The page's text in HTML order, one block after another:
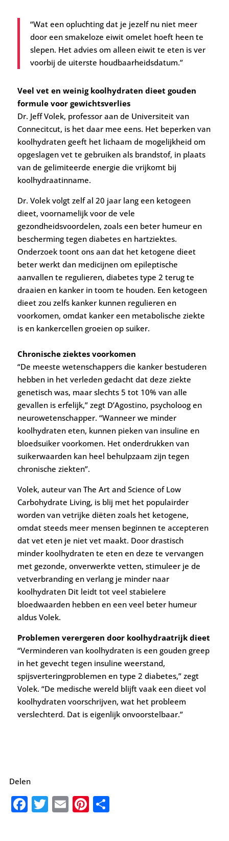
“Wat een opluchting dat je jezelf nu niet meer
door een smakeloze eiwit omelet hoeft heen te
slepen. Het advies om alleen eiwit te eten is ver
voorbij de uiterste houdbaarheidsdatum.”
Veel vet en weinig koolhydraten dieet gouden
formule voor gewichtsverlies
Dr. Jeff Volek, professor aan de Universiteit van
Connecitcut, is het daar mee eens. Het beperken van
koolhydraten geeft het lichaam de mogelijkheid om
opgeslagen vet te gebruiken als brandstof, in plaats
van de gelimiteerde energie die vrijkomt bij
koolhydraatinname.
Dr. Volek volgt zelf al 20 jaar lang een ketogeen
dieet, voornamelijk voor de vele
gezondheidsvoordelen, zoals een beter humeur en
bescherming tegen diabetes en hartziektes.
Onderzoek toont ons aan dat het ketogene dieet
beter werkt dan medicijnen om epileptische
aanvallen te regulieren, diabetes type 2 terug te
draaien en kanker in toom te houden. Een ketogeen
dieet zou zelfs kanker kunnen regulieren en
voorkomen, omdat kanker een metabolische ziekte
is en kankercellen groeien op suiker.
Chronische ziektes voorkomen
“De meeste wetenschappers die kanker bestuderen
hebben in het verleden gedacht dat deze ziekte
genetisch was, maar slechts 5 tot 10% van alle
gevallen is erfelijk,” zegt D’Agostino, psycholoog en
neurowetenschapper. “Wanneer we minder
koolhydraten eten, kunnen pieken van insuline en
bloedsuiker voorkomen. Het onderdrukken van
suikerwaarden kan heel behulpzaam zijn tegen
chronische ziekten”.
Volek, auteur van The Art and Science of Low
Carbohydrate Living, is blij met het populairder
worden van vetrijke diëten zoals het ketogene,
omdat steeds meer mensen beginnen te accepteren
dat vet eten je niet vet maakt. Door drastisch
minder koolhydraten te eten en deze te vervangen
met gezonde, onverwerkte vetten, stimuleer je de
vetverbranding en verlang je minder naar
koolhydraten Dit leidt tot veel stabielere
bloedwaarden hebben en een veel beter humeur
aldus Volek.
Problemen verergeren door koolhydraatrijk dieet
“Verminderen van koolhydraten is een gouden greep
in het gevecht tegen insuline weerstand,
spijsverteringproblemen en type 2 diabetes,” zegt
Volek. “De medische wereld blijft vaak een dieet vol
koolhydraten voorschrijven, wat het probleem
verslechterd. Dat is eigenlijk onvoorstelbaar.”
Delen
F
a
T
w
E
m
Pi
nt
D